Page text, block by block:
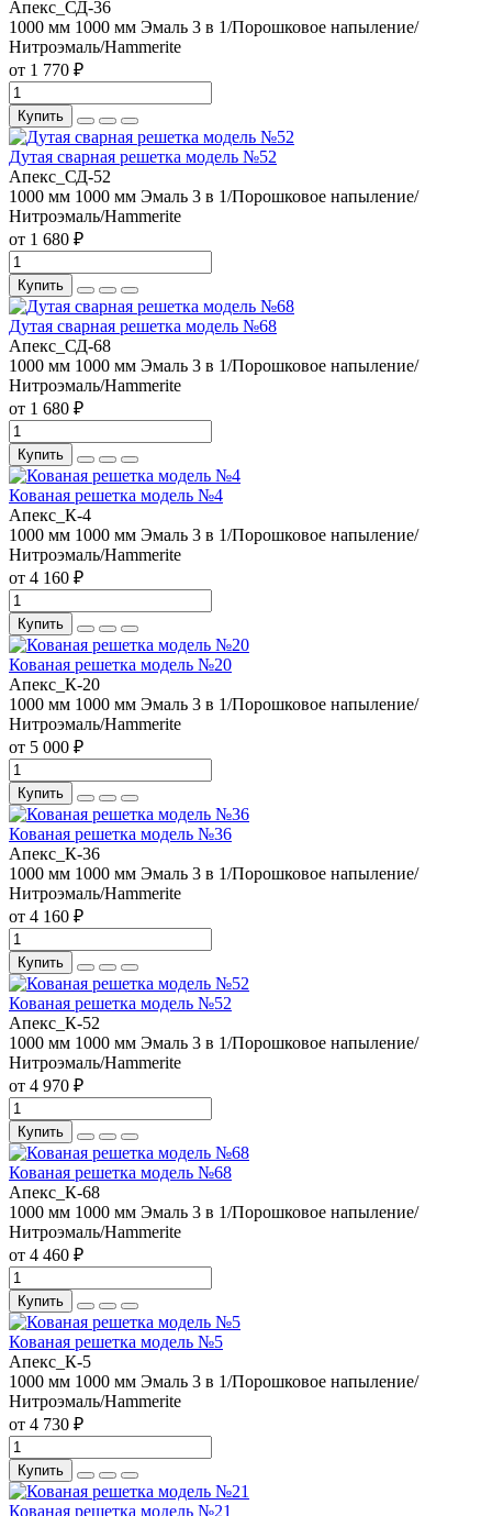
Апекс_СД-36
1000 мм 1000 мм Эмаль 3 в 1/Порошковое напыление/
Нитроэмаль/Hammerite
от 1 770 ₽
Купить
Дутая сварная решетка модель №52
Апекс_СД-52
1000 мм 1000 мм Эмаль 3 в 1/Порошковое напыление/
Нитроэмаль/Hammerite
от 1 680 ₽
Купить
Дутая сварная решетка модель №68
Апекс_СД-68
1000 мм 1000 мм Эмаль 3 в 1/Порошковое напыление/
Нитроэмаль/Hammerite
от 1 680 ₽
Купить
Кованая решетка модель №4
Апекс_К-4
1000 мм 1000 мм Эмаль 3 в 1/Порошковое напыление/
Нитроэмаль/Hammerite
от 4 160 ₽
Купить
Кованая решетка модель №20
Апекс_К-20
1000 мм 1000 мм Эмаль 3 в 1/Порошковое напыление/
Нитроэмаль/Hammerite
от 5 000 ₽
Купить
Кованая решетка модель №36
Апекс_К-36
1000 мм 1000 мм Эмаль 3 в 1/Порошковое напыление/
Нитроэмаль/Hammerite
от 4 160 ₽
Купить
Кованая решетка модель №52
Апекс_К-52
1000 мм 1000 мм Эмаль 3 в 1/Порошковое напыление/
Нитроэмаль/Hammerite
от 4 970 ₽
Купить
Кованая решетка модель №68
Апекс_К-68
1000 мм 1000 мм Эмаль 3 в 1/Порошковое напыление/
Нитроэмаль/Hammerite
от 4 460 ₽
Купить
Кованая решетка модель №5
Апекс_К-5
1000 мм 1000 мм Эмаль 3 в 1/Порошковое напыление/
Нитроэмаль/Hammerite
от 4 730 ₽
Купить
Кованая решетка модель №21